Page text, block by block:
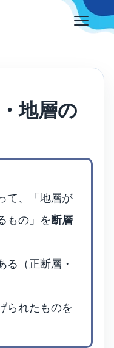
地層の
て、「地層が
もの」を断層
る（正断層・
られたものを